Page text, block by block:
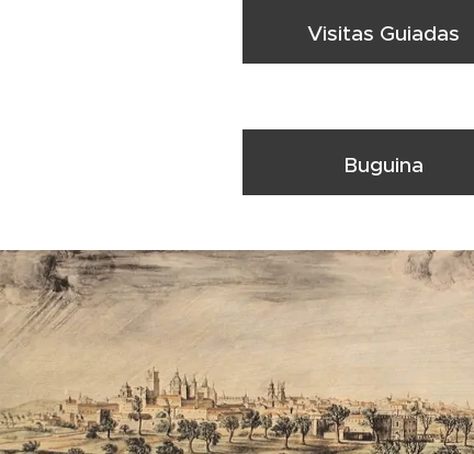
Visitas Guiadas
Buguina